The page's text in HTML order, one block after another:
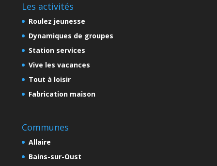
Les activités
Roulez jeunesse
Dynamiques de groupes
Station services
Vive les vacances
Tout à loisir
Fabrication maison
Communes
Allaire
Bains-sur-Oust